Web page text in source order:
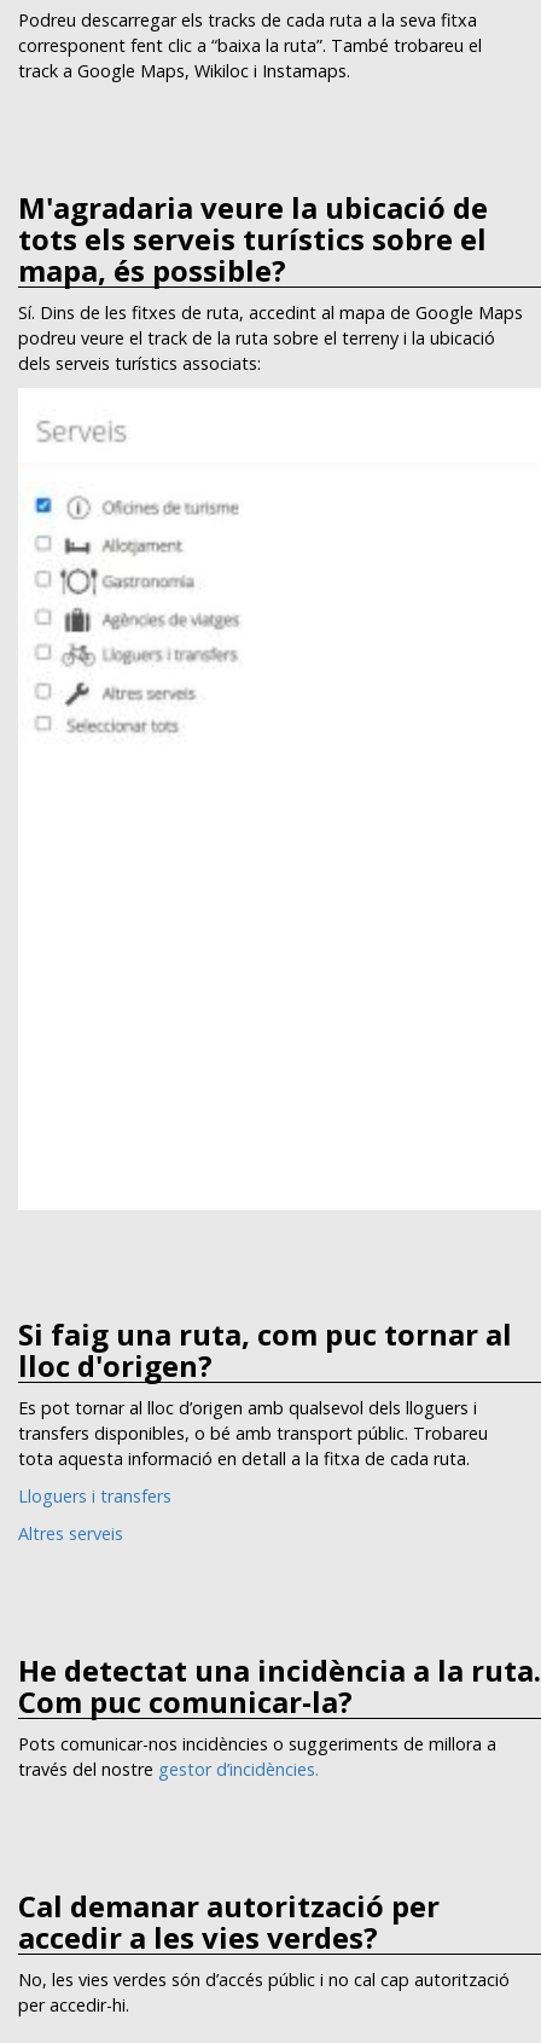
Podreu descarregar els tracks de cada ruta a la seva fitxa
corresponent fent clic a “baixa la ruta”. També trobareu el
track a Google Maps, Wikiloc i Instamaps.
M'agradaria veure la ubicació de
tots els serveis turístics sobre el
mapa, és possible?
Sí. Dins de les fitxes de ruta, accedint al mapa de Google Maps
podreu veure el track de la ruta sobre el terreny i la ubicació
dels serveis turístics associats:
Si faig una ruta, com puc tornar al
lloc d'origen?
Es pot tornar al lloc d’origen amb qualsevol dels lloguers i
transfers disponibles, o bé amb transport públic. Trobareu
tota aquesta informació en detall a la fitxa de cada ruta.
Lloguers i transfers
Altres serveis
He detectat una incidència a la ruta.
Com puc comunicar-la?
Pots comunicar-nos incidències o suggeriments de millora a
través del nostre gestor d’incidències.
Cal demanar autorització per
accedir a les vies verdes?
No, les vies verdes són d’accés públic i no cal cap autorització
per accedir-hi.